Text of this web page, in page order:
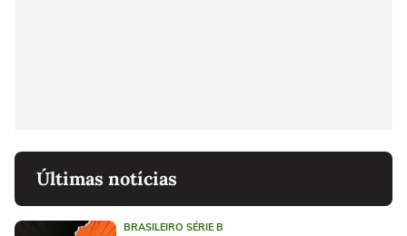
Últimas notícias
BRASILEIRO SÉRIE B